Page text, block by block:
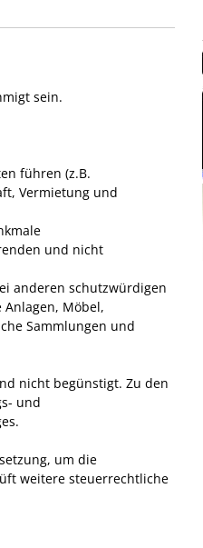
sein.
führen (z.B.
Vermietung und
und nicht
anderen schutzwürdigen
Möbel,
Sammlungen und
nicht begünstigt. Zu den
und
um die
weitere steuerrechtliche